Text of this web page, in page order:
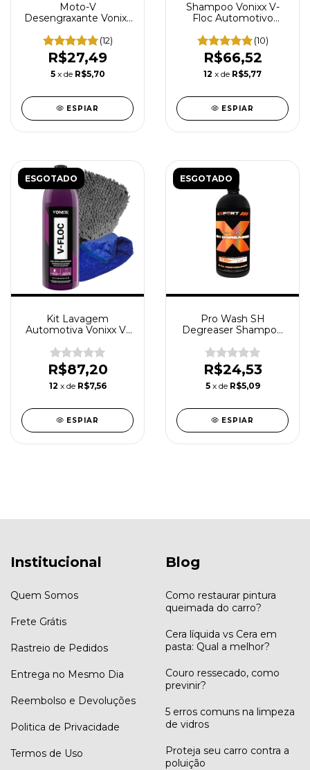
Moto-V
Desengraxante Vonixx
Automotivo 500ml
(12)
R$27,49
5 x de R$5,70
ESPIAR
Shampoo Vonixx V-
Floc Automotivo
Lava Auto 1,5L Luva de
Microfibra Lavar Carro
(10)
R$66,52
12 x de R$5,77
ESPIAR
ESGOTADO
Kit Lavagem
Automotiva Vonixx V-
R$87,20
12 x de R$7,56
ESPIAR
ESGOTADO
Pro Wash SH
Degreaser Shampoo
Concentrado Expert 1L
R$24,53
5 x de R$5,09
ESPIAR
Institucional
Quem Somos
Frete Grátis
Rastreio de Pedidos
Entrega no Mesmo Dia
Reembolso e Devoluções
Politica de Privacidade
Termos de Uso
Blog
Como restaurar pintura
queimada do carro?
Cera líquida vs Cera em
pasta: Qual a melhor?
Couro ressecado, como
previnir?
5 erros comuns na limpeza
de vidros
Proteja seu carro contra a
poluição